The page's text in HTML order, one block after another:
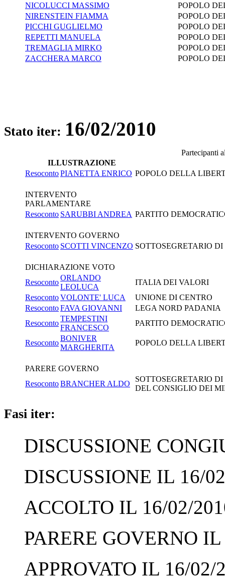
NICOLUCCI MASSIMO
POPOLO
NIRENSTEIN FIAMMA
POPOLO
PICCHI GUGLIELMO
POPOLO
REPETTI MANUELA
POPOLO
TREMAGLIA MIRKO
POPOLO
ZACCHERA MARCO
POPOLO
Stato iter: 16/02/2010
Partecipanti
ILLUSTRAZIONE
ResocontoPIANETTA ENRICO POPOLO DELLA
INTERVENTO
PARLAMENTARE
Resoconto SARUBBI ANDREA PARTITO
INTERVENTO GOVERNO
Resoconto SCOTTI VINCENZO SOTTOSEGRETARIO
DICHIARAZIONE VOTO
Resoconto
ORLANDO
LEOLUCA
ITALIA DEI VALORI
ResocontoVOLONTE' LUCA
UNIONE DI CENTRO
ResocontoFAVA GIOVANNI
LEGA NORD PADANIA
Resoconto
TEMPESTINI
FRANCESCO
PARTITO
Resoconto
BONIVER
MARGHERITA
POPOLO DELLA
PARERE GOVERNO
ResocontoBRANCHER ALDO
SOTTOSEGRETARIO
DEL CONSIGLIO DEI
Fasi iter:
DISCUSSIONE
DISCUSSIONE IL 16/
ACCOLTO IL 16/02/
PARERE GOVERNO
APPROVATO IL 16/02/